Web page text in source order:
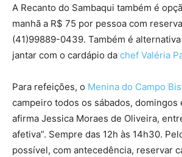
A Recanto do Sambaqui também é
manhã a R$ 75 por pessoa com
(41)99889-0439. Também é
jantar com o cardápio da chef Valéria
Para refeições, o Menina do Campo
campeiro todos os sábados, domingos
afirma Jessica Moraes de Oliveira,
afetiva”. Sempre das 12h às 14h30.
possível, com antecedência, reservar